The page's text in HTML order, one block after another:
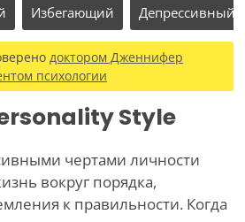
Избегающий Депрессивный
доктором Дженнифер
психологии
Style
чертами личности
вокруг порядка,
к правильности. Когда